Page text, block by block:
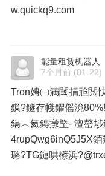
w.quickq9.com
能量租赁机器人
7个月前 (01-22)
Tron娉㈠満閾捐兘閲
鏁?鐩存帴鑺傜渷
鍚︿氦鏄撴墍- 澶嶅
4rupQwg6inQ5J5X
璐?TG鏈哄櫒浜